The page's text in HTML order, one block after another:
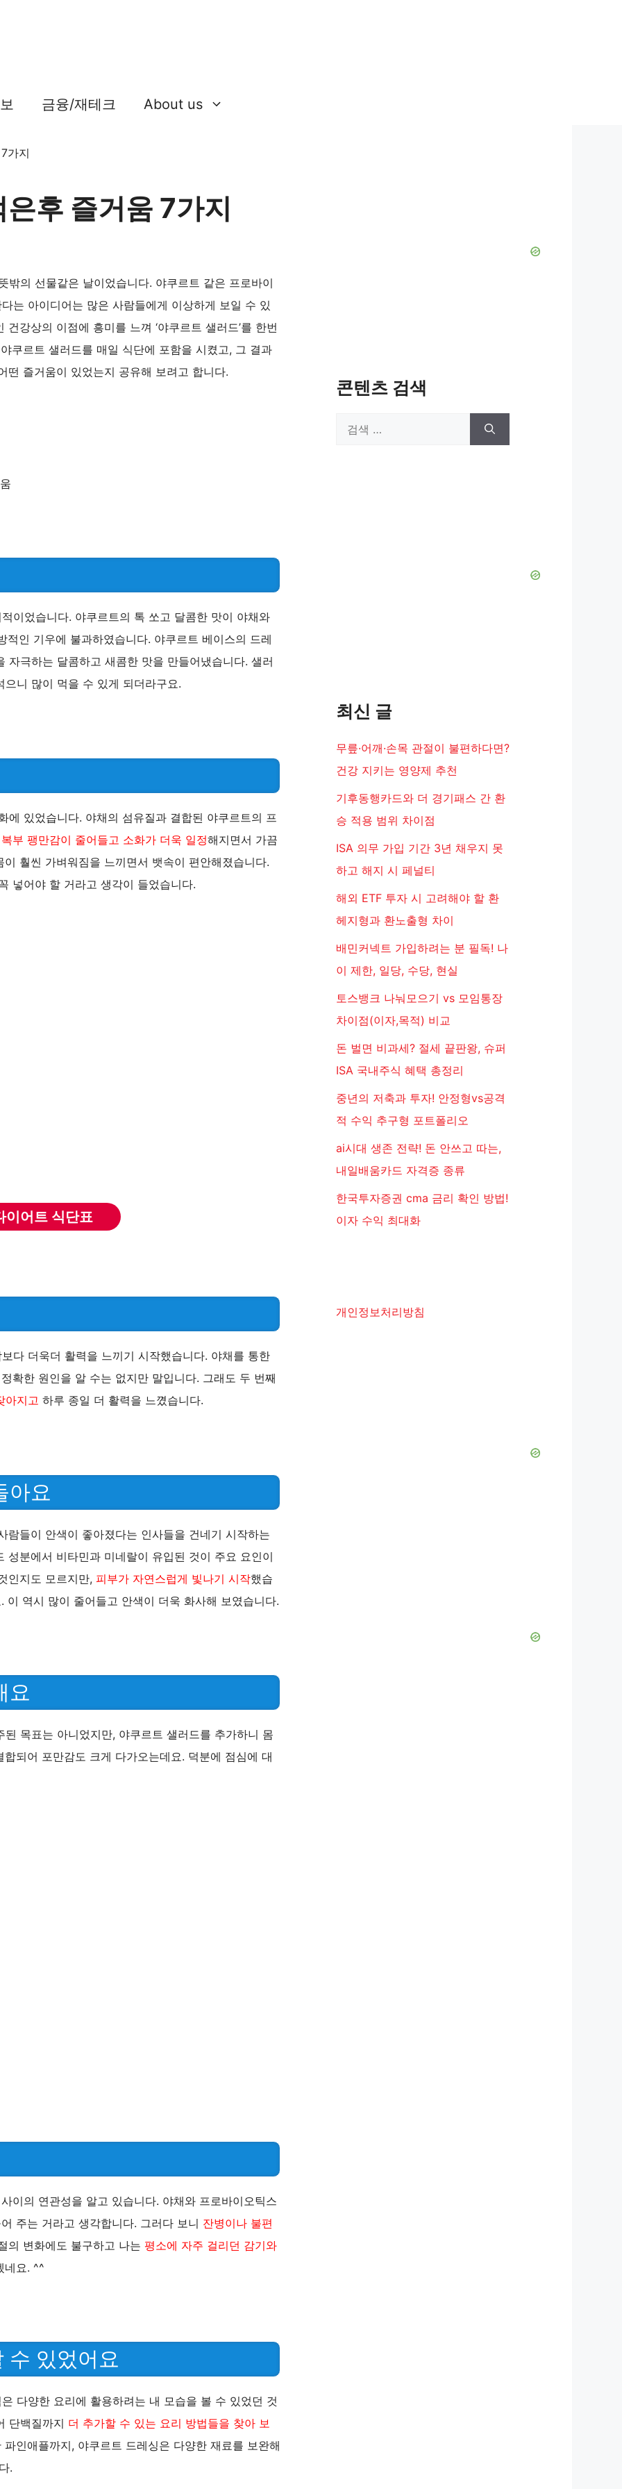
금융/재테크 About us
후 즐거움 7가지
의 선물같은 날이었습니다. 야쿠르트 같은 프로바이
는 아이디어는 많은 사람들에게 이상하게 보일 수 있
강상의 이점에 흥미를 느껴 ‘야쿠르트 샐러드’를 한번
쿠르트 샐러드를 매일 식단에 포함을 시켰고, 그 결과
떤 즐거움이 있었는지 공유해 보려고 합니다.
이었습니다. 야쿠르트의 톡 쏘고 달콤한 맛이 야채와
인 기우에 불과하였습니다. 야쿠르트 베이스의 드레
극하는 달콤하고 새콤한 맛을 만들어냈습니다. 샐러
니 많이 먹을 수 있게 되더라구요.
있었습니다. 야채의 섬유질과 결합된 야쿠르트의 프
복부 팽만감이 줄어들고 소화가 더욱 일정해지면서 가끔
훨씬 가벼워짐을 느끼면서 뱃속이 편안해졌습니다.
넣어야 할 거라고 생각이 들었습니다.
이어트 식단표
다 더욱더 활력을 느끼기 시작했습니다. 야채를 통한
확한 원인을 알 수는 없지만 말입니다. 그래도 두 번째
아지고 하루 종일 더 활력을 느꼈습니다.
아요
들이 안색이 좋아졌다는 인사들을 건네기 시작하는
분에서 비타민과 미네랄이 유입된 것이 주요 요인이
인지도 모르지만, 피부가 자연스럽게 빛나기 시작했습
역시 많이 줄어들고 안색이 더욱 화사해 보였습니다.
요
목표는 아니었지만, 야쿠르트 샐러드를 추가하니 몸
합되어 포만감도 크게 다가오는데요. 덕분에 점심에 대
이의 연관성을 알고 있습니다. 야채와 프로바이오틱스
주는 거라고 생각합니다. 그러다 보니 잔병이나 불편
의 변화에도 불구하고 나는 평소에 자주 걸리던 감기와
네요. ^^
수 있었어요
다양한 요리에 활용하려는 내 모습을 볼 수 있었던 것
단백질까지 더 추가할 수 있는 요리 방법들을 찾아 보
인애플까지, 야쿠르트 드레싱은 다양한 재료를 보완해
.
콘텐츠 검색
최신 글
무릎·어깨·손목 관절이 불편하다면?
건강 지키는 영양제 추천
기후동행카드와 더 경기패스 간 환
승 적용 범위 차이점
ISA 의무 가입 기간 3년 채우지 못
하고 해지 시 페널티
해외 ETF 투자 시 고려해야 할 환
헤지형과 환노출형 차이
배민커넥트 가입하려는 분 필독! 나
이 제한, 일당, 수당, 현실
토스뱅크 나눠모으기 vs 모임통장
차이점(이자,목적) 비교
돈 벌면 비과세? 절세 끝판왕, 슈퍼
ISA 국내주식 혜택 총정리
중년의 저축과 투자! 안정형vs공격
적 수익 추구형 포트폴리오
ai시대 생존 전략! 돈 안쓰고 따는,
내일배움카드 자격증 종류
한국투자증권 cma 금리 확인 방법!
이자 수익 최대화
개인정보처리방침